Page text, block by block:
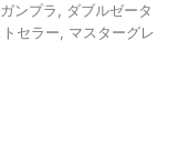
ガンプラ
ダブルゼータ
セラー
マスターグレ